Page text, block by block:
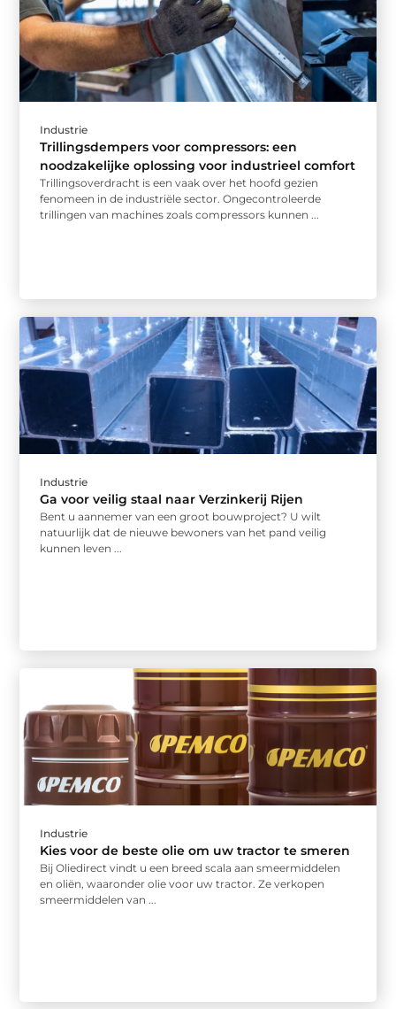
Industrie
Trillingsdempers voor compressors: een
noodzakelijke oplossing voor industrieel comfort
Trillingsoverdracht is een vaak over het hoofd gezien
fenomeen in de industriële sector. Ongecontroleerde
trillingen van machines zoals compressors kunnen ...
Industrie
Ga voor veilig staal naar Verzinkerij Rijen
Bent u aannemer van een groot bouwproject? U wilt
natuurlijk dat de nieuwe bewoners van het pand veilig
kunnen leven ...
Industrie
Kies voor de beste olie om uw tractor te smeren
Bij Oliedirect vindt u een breed scala aan smeermiddelen
en oliën, waaronder olie voor uw tractor. Ze verkopen
smeermiddelen van ...